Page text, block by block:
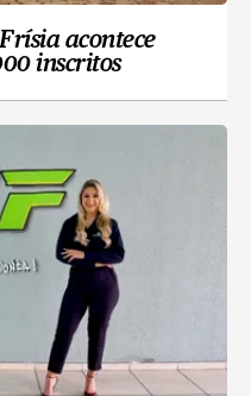
acontece
inscritos